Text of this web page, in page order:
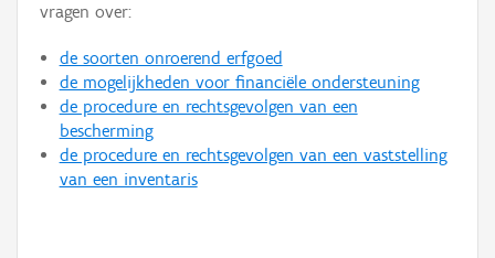
vragen over:
de soorten onroerend erfgoed
de mogelijkheden voor financiële ondersteuning
de procedure en rechtsgevolgen van een
bescherming
de procedure en rechtsgevolgen van een vaststelling
van een inventaris